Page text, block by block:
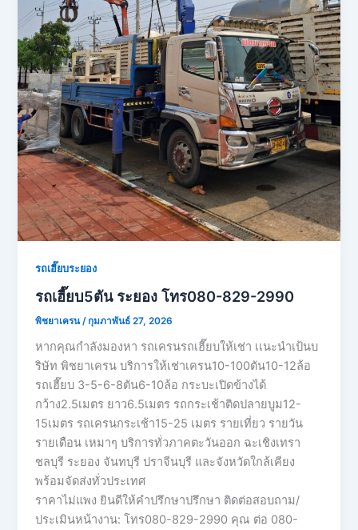
รถเฮี๊ยบระยอง
รถเฮี๊ยบ5ตัน ระยอง โทร080-829-2990
พิชยาเครน /กุมภาพันธ์ 27, 2026
หากคุณกำลังมองหา รถเครนรถเฮี๊ยบให้เช่า เเนะนำเป้นบ
ริษัท พิชยาเครน บริการให้เช่าเครน10-100ตัน10-12ล้อ
รถเฮี๊ยบ 3-5-6-8ตัน6-10ล้อ กระบะเปิดข้างได้
กว้าง2.5เมตร ยาว6.5เมตร รถกระเช้าติดปลายบูม12-
15เมตร รถเครนกระเช้า15-25 เมตร รายเที่ยว รายวัน
รายเดือน เหมาๆ บริการทั่วภาคตะวันออก ฉะเชิงเทรา
ชลบุรี ระยอง จันทบุรี ปราจีนบุรี และจังหวัดใกล้เคียง
พร้อมจัดส่งทั่วประเทศ
ราคาไม่แพง ยินดีให้คำปรึกษาปรึกษา ติดต่อสอบถาม/
ประเมินหน้างาน: โทร080-829-2990 คุณ ต่อ 080-